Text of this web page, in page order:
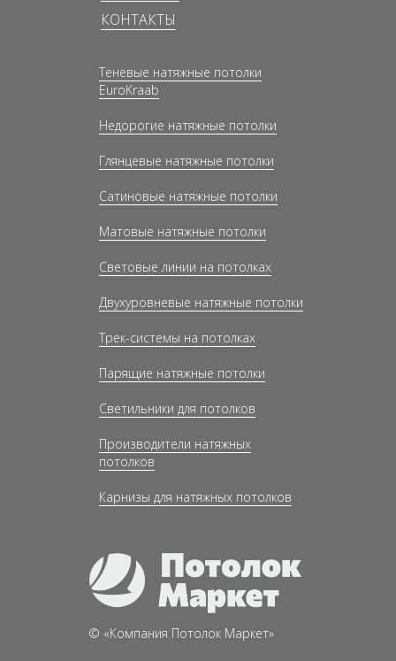
© «Компания Потолок Маркет»
Теневые натяжные потолки
EuroKraab
Недорогие натяжные потолки
Глянцевые натяжные потолки
Сатиновые натяжные потолки
Матовые натяжные потолки
Световые линии на потолках
Двухуровневые натяжные потолки
Трек-системы на потолках
Парящие натяжные потолки
Светильники для потолков
Производители натяжных
потолков
Карнизы для натяжных потолков
КОНТАКТЫ